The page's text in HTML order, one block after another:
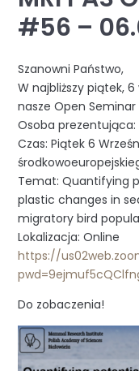
#56 –
Szanowni Państwo,
W najbliższy piątek,
nasze Open
Osoba prezentująca:
Czas: Piątek 6
Temat: Quantifying
plastic changes in
migratory bird
Lokalizacja: Online
https://
Do zobaczenia!